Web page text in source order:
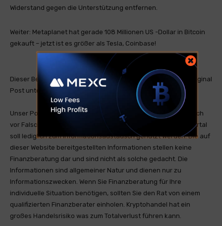
Widerstand gegen die Unterstützung entfernen.
Weiter: Metaplanet hat gerade 108 Millionen US -Dollar in Bitcoin
gekauft – jetzt ist es größer als Tesla, Coinbase!
Dieser Beitrag ist ein öffentlicher RSS Feed. Sie finden den Original
Post unter ambcrypto.com.
Unser Portal ist ein RSS-Nachrichtendienst und distanziert sich
vor Falschmeldungen oder Irreführung. Unser Nachrichtenportal
soll lediglich zum Informationsaustausch genutzt werden. Die auf
dieser Website bereitgestellten Informationen stellen keine
Finanzberatung dar und sind nicht als solche gedacht. Die
Informationen sind allgemeiner Natur und dienen nur zu
Informationszwecken. Wenn Sie Finanzberatung für Ihre
individuelle Situation benötigen, sollten Sie den Rat von einem
qualifizierten Finanzberater einholen. Kryptohandel hat ein
großes Handelsrisiko was zum Totalverlust führen kann.